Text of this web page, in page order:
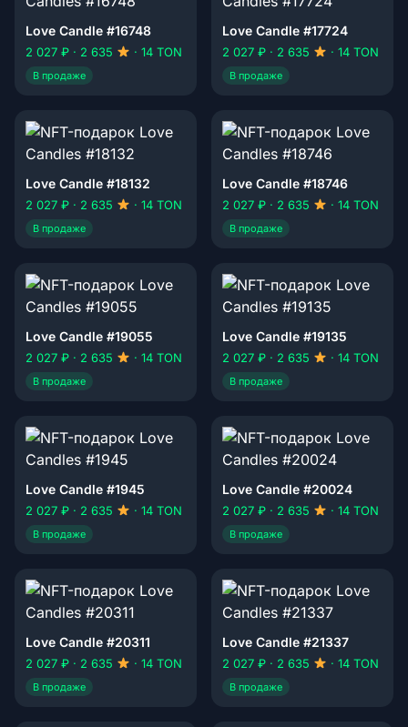
Love Candle #16748
2 027 ₽ · 2 635 · 14 TON
В продаже
Love Candle #17724
2 027 ₽ · 2 635 · 14 TON
В продаже
Love Candle #18132
2 027 ₽ · 2 635 · 14 TON
В продаже
Love Candle #18746
2 027 ₽ · 2 635 · 14 TON
В продаже
Love Candle #19055
2 027 ₽ · 2 635 · 14 TON
В продаже
Love Candle #19135
2 027 ₽ · 2 635 · 14 TON
В продаже
Love Candle #1945
2 027 ₽ · 2 635 · 14 TON
В продаже
Love Candle #20024
2 027 ₽ · 2 635 · 14 TON
В продаже
Love Candle #20311
2 027 ₽ · 2 635 · 14 TON
В продаже
Love Candle #21337
2 027 ₽ · 2 635 · 14 TON
В продаже